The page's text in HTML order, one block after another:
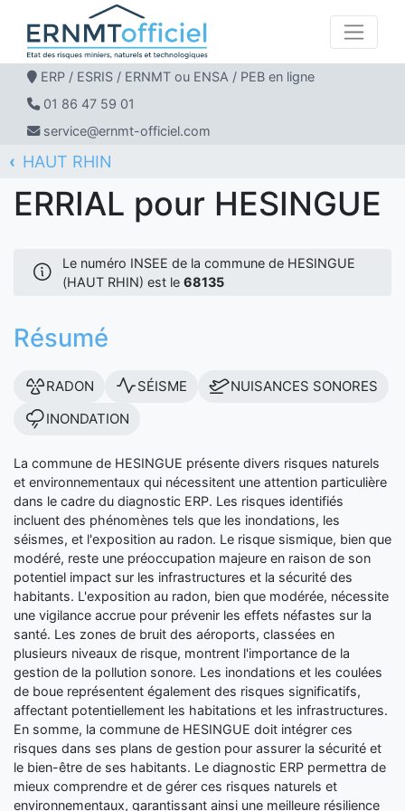
ERP / ESRIS / ERNMT ou ENSA / PEB en ligne
01 86 47 59 01
service@ernmt-officiel.com
ERNMT Officiel
ERRIAL
HAUT RHIN
HESINGUE
ERRIAL pour HESINGUE
Le numéro INSEE de la commune de HESINGUE
(HAUT RHIN) est le 68135
Résumé
RADON SÉISME
NUISANCES SONORES
INONDATION
La commune de HESINGUE présente divers risques naturels
et environnementaux qui nécessitent une attention particulière
dans le cadre du diagnostic ERP. Les risques identifiés
incluent des phénomènes tels que les inondations, les
séismes, et l'exposition au radon. Le risque sismique, bien que
modéré, reste une préoccupation majeure en raison de son
potentiel impact sur les infrastructures et la sécurité des
habitants. L'exposition au radon, bien que modérée, nécessite
une vigilance accrue pour prévenir les effets néfastes sur la
santé. Les zones de bruit des aéroports, classées en
plusieurs niveaux de risque, montrent l'importance de la
gestion de la pollution sonore. Les inondations et les coulées
de boue représentent également des risques significatifs,
affectant potentiellement les habitations et les infrastructures.
En somme, la commune de HESINGUE doit intégrer ces
risques dans ses plans de gestion pour assurer la sécurité et
le bien-être de ses habitants. Le diagnostic ERP permettra de
mieux comprendre et de gérer ces risques naturels et
environnementaux, garantissant ainsi une meilleure résilience